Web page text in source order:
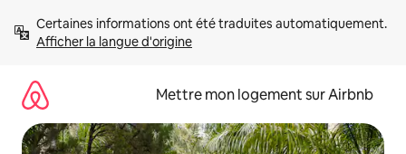
directement
Afficher la langue d'origine
Mettre mon logement sur Airbnb